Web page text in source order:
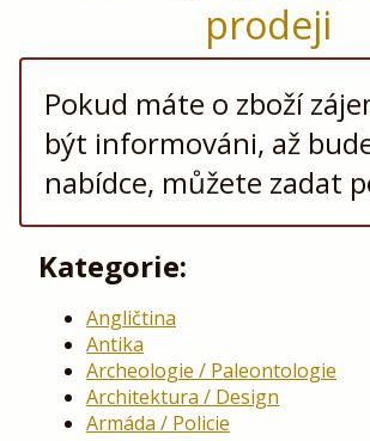
prodeji
Pokud máte o zboží
být informováni, až
nabídce, můžete zadat
Kategorie:
Angličtina
Antika
Archeologie / Paleontologie
Architektura / Design
Armáda / Policie